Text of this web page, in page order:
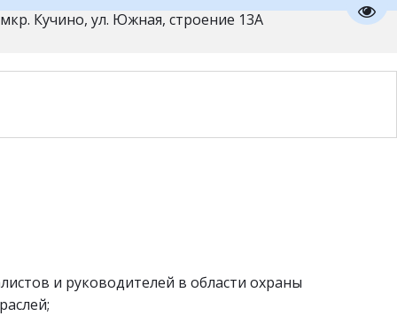
мкр. Кучино, ул. Южная, строение 13А
и руководителей в области охраны